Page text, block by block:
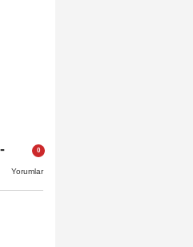
Yorumlar